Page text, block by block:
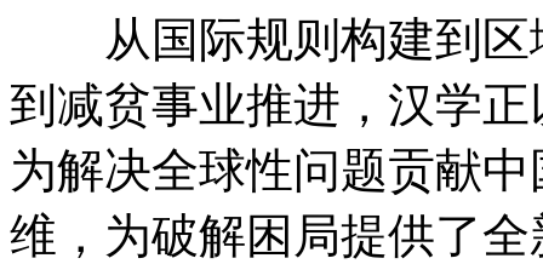
从国际规则构建到区
到减贫事业推进，汉学
为解决全球性问题贡献
维，为破解困局提供了